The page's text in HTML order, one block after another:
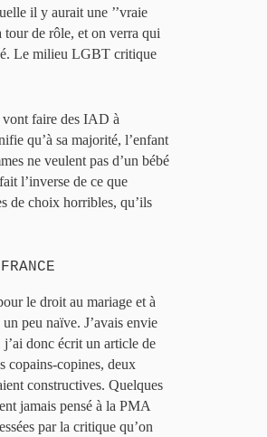
il y aurait une ’’vraie
tour de rôle, et on verra qui
Le milieu LGBT critique
vont faire des IAD à
qu’à sa majorité, l’enfant
ne veulent pas d’un bébé
l’inverse de ce que
de choix horribles, qu’ils
le droit au mariage et à
peu naïve. J’avais envie
donc écrit un article de
copains-copines, deux
constructives. Quelques
jamais pensé à la PMA
par la critique qu’on